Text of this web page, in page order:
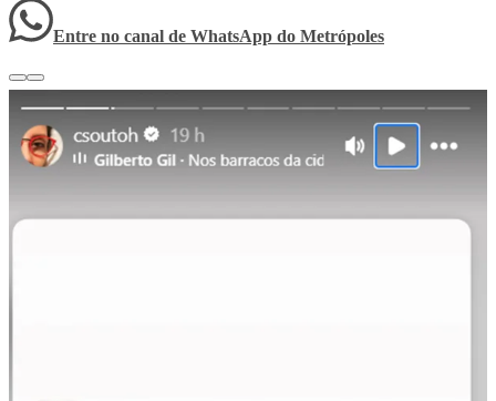
Entre no canal de WhatsApp do Metrópoles